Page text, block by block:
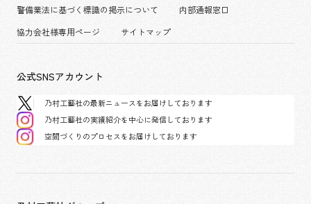
パブリック
警備業法に基づく標識の掲示について
内部通報窓口
協力会社様専用ページ
サイトマップ
公式SNSアカウント
乃村工藝社の最新ニュースをお届けしております
乃村工藝社の実績紹介を中心に発信しております
空間づくりのプロセスをお届けしております